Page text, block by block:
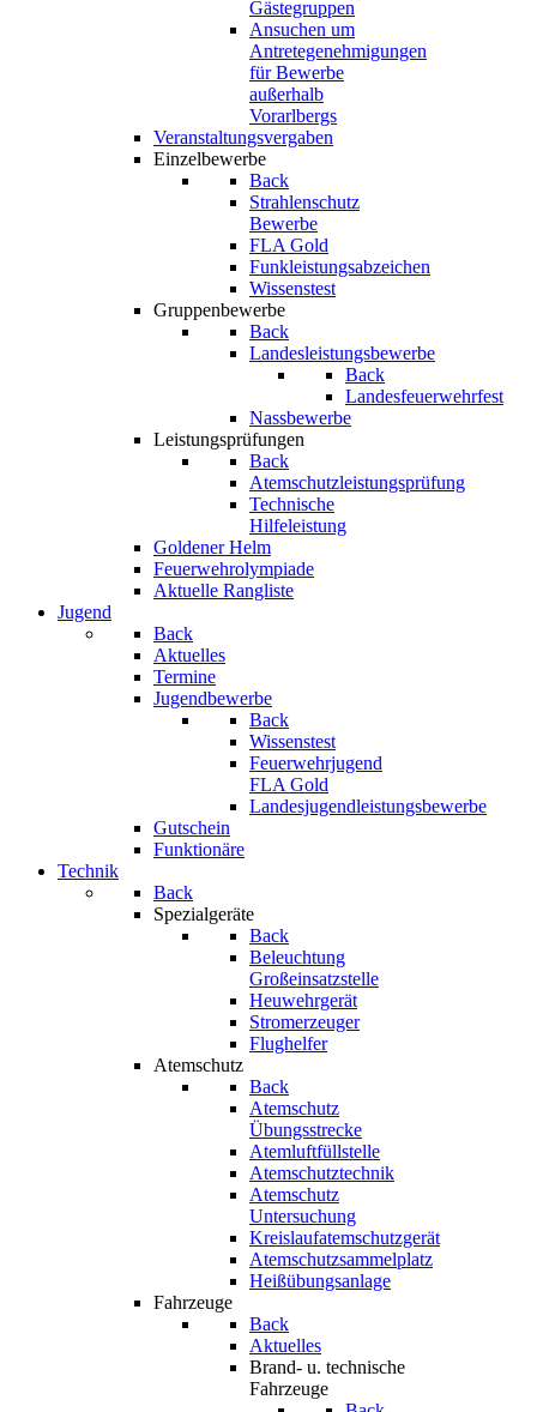
Gästegruppen
Ansuchen um
Antretegenehmigungen
für Bewerbe
außerhalb
Vorarlbergs
Veranstaltungsvergaben
Einzelbewerbe
Back
Strahlenschutz
Bewerbe
FLA Gold
Funkleistungsabzeichen
Wissenstest
Gruppenbewerbe
Back
Landesleistungsbewerbe
Back
Landesfeuerwehrfest
Nassbewerbe
Leistungsprüfungen
Back
Atemschutzleistungsprüfung
Technische
Hilfeleistung
Goldener Helm
Feuerwehrolympiade
Aktuelle Rangliste
Jugend
Back
Aktuelles
Termine
Jugendbewerbe
Back
Wissenstest
Feuerwehrjugend
FLA Gold
Landesjugendleistungsbewerbe
Gutschein
Funktionäre
Technik
Back
Spezialgeräte
Back
Beleuchtung
Großeinsatzstelle
Heuwehrgerät
Stromerzeuger
Flughelfer
Atemschutz
Back
Atemschutz
Übungsstrecke
Atemluftfüllstelle
Atemschutztechnik
Atemschutz
Untersuchung
Kreislaufatemschutzgerät
Atemschutzsammelplatz
Heißübungsanlage
Fahrzeuge
Back
Aktuelles
Brand- u. technische
Fahrzeuge